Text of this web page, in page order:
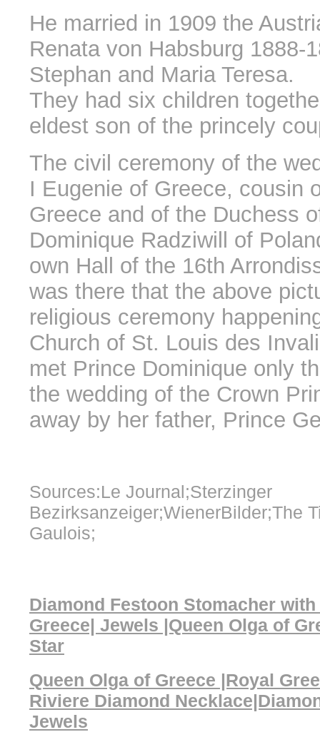
He married in 1909 the
Renata von Habsburg 1888-
Stephan and Maria Teresa.
They had six children
eldest son of the princely
The civil ceremony of the
I Eugenie of Greece, cousin
Greece and of the Duchess
Dominique Radziwill of
own Hall of the 16th
was there that the above
religious ceremony
Church of St. Louis des
met Prince Dominique only
the wedding of the Crown
away by her father, Prince
Sources:Le Journal;Sterzinger
Bezirksanzeiger;WienerBilder;The
Gaulois;
Diamond Festoon Stomacher
Greece| Jewels |Queen Olga of
Star
Queen Olga of Greece |Royal
Riviere Diamond
Jewels